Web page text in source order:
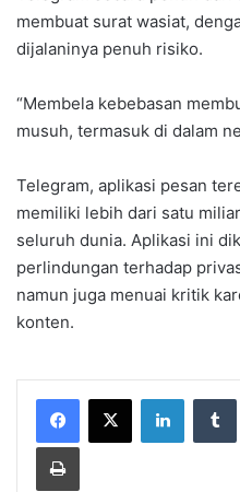
membuat surat wasiat,
dijalaninya penuh risiko.
“Membela kebebasan
musuh, termasuk di dalam
Telegram, aplikasi pesan
memiliki lebih dari satu
seluruh dunia. Aplikasi ini
perlindungan terhadap
namun juga menuai kritik
konten.
LinkedIn
Print